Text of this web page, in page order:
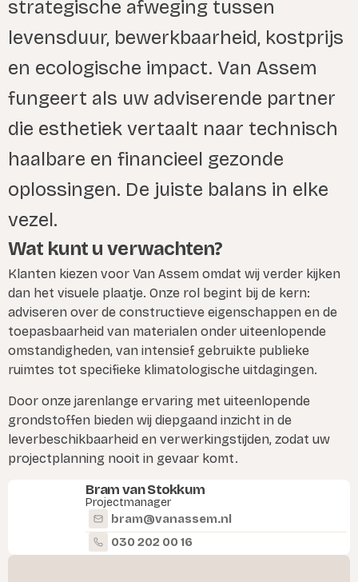
strategische afweging tussen
levensduur, bewerkbaarheid, kostprijs
en ecologische impact. Van Assem
fungeert als uw adviserende partner
die esthetiek vertaalt naar technisch
haalbare en financieel gezonde
oplossingen. De juiste balans in elke
vezel.
Wat kunt u verwachten?
Klanten kiezen voor Van Assem omdat wij verder kijken
dan het visuele plaatje. Onze rol begint bij de kern:
adviseren over de constructieve eigenschappen en de
toepasbaarheid van materialen onder uiteenlopende
omstandigheden, van intensief gebruikte publieke
ruimtes tot specifieke klimatologische uitdagingen.
Door onze jarenlange ervaring met uiteenlopende
grondstoffen bieden wij diepgaand inzicht in de
leverbeschikbaarheid en verwerkingstijden, zodat uw
projectplanning nooit in gevaar komt.
Bram van Stokkum
Projectmanager
bram@vanassem.nl
030 202 00 16